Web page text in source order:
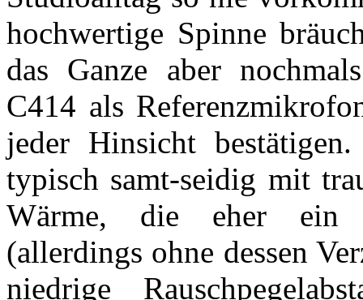
hochwertige Spinne
das Ganze aber
C414 als
jeder Hinsicht
typisch samt-seidig mit
Wärme, die eher ein
(allerdings ohne dessen
niedrige